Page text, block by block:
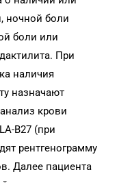
ночной боли
боли или
При
наличия
назначают
крови
B27 (при
рентгенограмму
Далее пациента